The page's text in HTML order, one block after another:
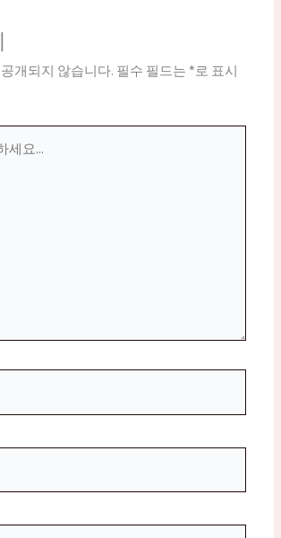
개되지 않습니다. 필수 필드는*로 표시